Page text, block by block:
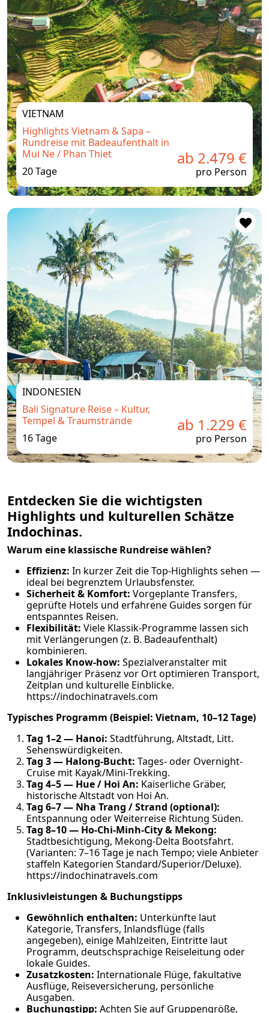
VIETNAM
Highlights Vietnam & Sapa –
Rundreise mit Badeaufenthalt in
Mui Ne / Phan Thiet
20 Tage
ab 2.479 €
pro Person
INDONESIEN
Bali Signature Reise – Kultur,
Tempel & Traumstrände
16 Tage
ab 1.229 €
pro Person
Entdecken Sie die wichtigsten
Highlights und kulturellen Schätze
Indochinas.
Warum eine klassische Rundreise wählen?
Effizienz: In kurzer Zeit die Top-Highlights sehen —
ideal bei begrenztem Urlaubsfenster.
Sicherheit & Komfort: Vorgeplante Transfers,
geprüfte Hotels und erfahrene Guides sorgen für
entspanntes Reisen.
Flexibilität: Viele Klassik-Programme lassen sich
mit Verlängerungen (z. B. Badeaufenthalt)
kombinieren.
Lokales Know-how: Spezialveranstalter mit
langjähriger Präsenz vor Ort optimieren Transport,
Zeitplan und kulturelle Einblicke.
https://indochinatravels.com
Typisches Programm (Beispiel: Vietnam, 10–12 Tage)
Tag 1–2 — Hanoi: Stadtführung, Altstadt, Litt.
Sehenswürdigkeiten.
Tag 3 — Halong-Bucht: Tages- oder Overnight-
Cruise mit Kayak/Mini-Trekking.
Tag 4–5 — Hue / Hoi An: Kaiserliche Gräber,
historische Altstadt von Hoi An.
Tag 6–7 — Nha Trang / Strand (optional):
Entspannung oder Weiterreise Richtung Süden.
Tag 8–10 — Ho-Chi-Minh-City & Mekong:
Stadtbesichtigung, Mekong-Delta Bootsfahrt.
(Varianten: 7–16 Tage je nach Tempo; viele Anbieter
staffeln Kategorien Standard/Superior/Deluxe).
https://indochinatravels.com
Inklusivleistungen & Buchungstipps
Gewöhnlich enthalten: Unterkünfte laut
Kategorie, Transfers, Inlandsflüge (falls
angegeben), einige Mahlzeiten, Eintritte laut
Programm, deutschsprachige Reiseleitung oder
lokale Guides.
Zusatzkosten: Internationale Flüge, fakultative
Ausflüge, Reiseversicherung, persönliche
Ausgaben.
Buchungstipp: Achten Sie auf Gruppengröße,